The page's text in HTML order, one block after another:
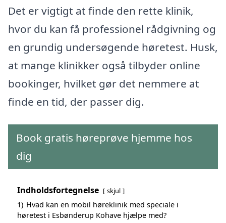
Det er vigtigt at finde den rette klinik,
hvor du kan få professionel rådgivning og
en grundig undersøgende høretest. Husk,
at mange klinikker også tilbyder online
bookinger, hvilket gør det nemmere at
finde en tid, der passer dig.
Book gratis høreprøve hjemme hos
dig
Indholdsfortegnelse skjul
1) Hvad kan en mobil høreklinik med speciale i
høretest i Esbønderup Kohave hjælpe med?